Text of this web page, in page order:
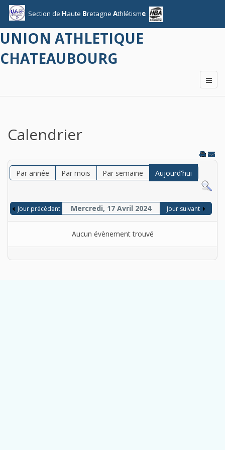
Section de Haute Bretagne Athlétisme
UNION ATHLETIQUE
CHATEAUBOURG
Calendrier
Par année Par mois Par semaine Aujourd'hui
Jour précédent Mercredi, 17 Avril 2024 Jour suivant
Aucun évènement trouvé